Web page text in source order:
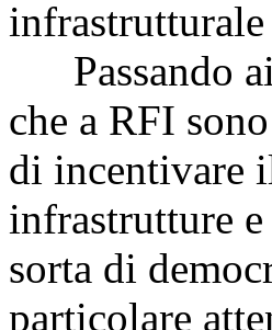
Passando
che a RFI
di incentivare
infrastrutture
sorta di
particolare